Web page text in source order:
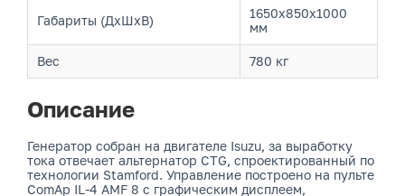
Габариты (ДхШхВ)
1650x850x1000
мм
Вес 780 кг
Описание
Генератор собран на двигателе Isuzu, за выработку
тока отвечает альтернатор CTG, спроектированный по
технологии Stamford. Управление построено на пульте
ComAp IL-4 AMF 8 с графическим дисплеем,